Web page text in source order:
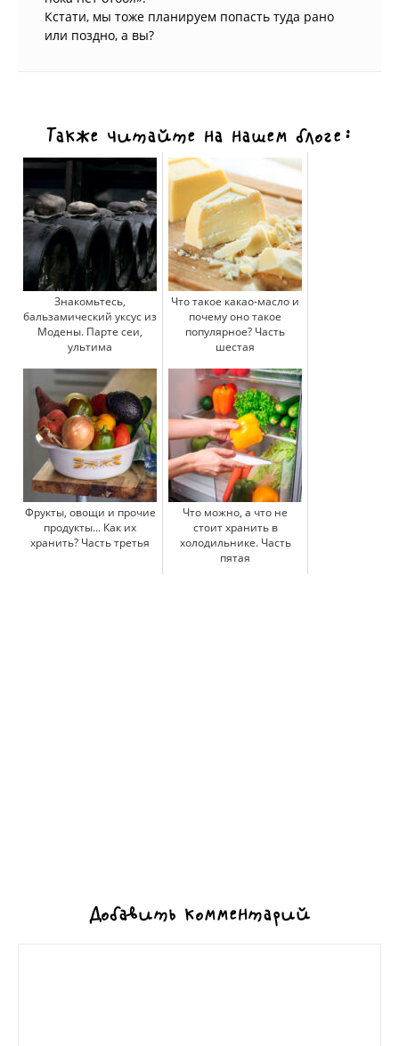
Кстати, мы тоже планируем попасть туда рано
или поздно, а вы?
Также читайте на нашем блоге:
Знакомьтесь,
бальзамический уксус из
Модены. Парте сеи,
ультима
Что такое какао-масло и
почему оно такое
популярное? Часть
шестая
Фрукты, овощи и прочие
продукты... Как их
хранить? Часть третья
Что можно, а что не
стоит хранить в
холодильнике. Часть
пятая
Добавить комментарий